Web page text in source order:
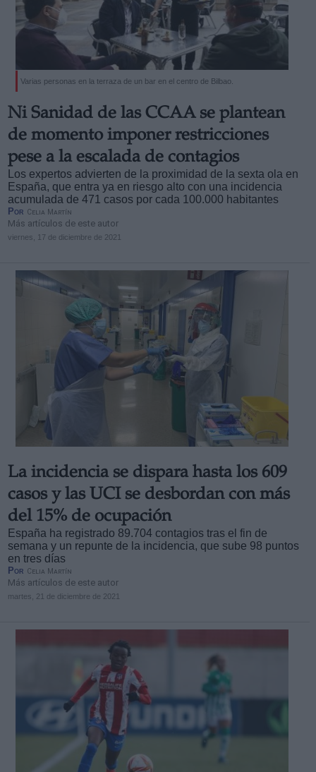
Varias personas en la terraza de un bar en el centro de Bilbao.
Ni Sanidad de las CCAA se plantean
de momento imponer restricciones
pese a la escalada de contagios
Los expertos advierten de la proximidad de la sexta ola en
España, que entra ya en riesgo alto con una incidencia
acumulada de 471 casos por cada 100.000 habitantes
Por Celia Martín
Más artículos de este autor
viernes, 17 de diciembre de 2021
La incidencia se dispara hasta los 609
casos y las UCI se desbordan con más
del 15% de ocupación
España ha registrado 89.704 contagios tras el fin de
semana y un repunte de la incidencia, que sube 98 puntos
en tres días
Por Celia Martín
Más artículos de este autor
martes, 21 de diciembre de 2021